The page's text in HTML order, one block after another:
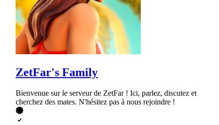
ZetFar's Family
Bienvenue sur le serveur de ZetFar ! Ici, parlez, discutez et
cherchez des mates. N'hésitez pas à nous rejoindre !